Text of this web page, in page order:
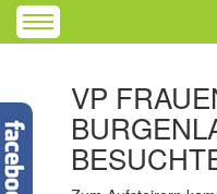
VP